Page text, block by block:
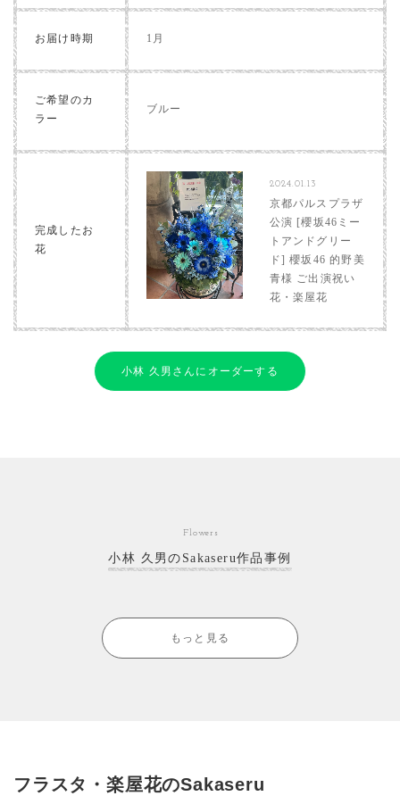
お届け時期 1月
ご希望のカ
ラー
ブルー
完成したお
花
2024.01.13
京都パルスプラザ
公演 [櫻坂46ミー
トアンドグリー
ド] 櫻坂46 的野美
青様 ご出演祝い
花・楽屋花
小林 久男さんにオーダーする
Flowers
小林 久男のSakaseru作品事例
もっと見る
フラスタ・楽屋花のSakaseru